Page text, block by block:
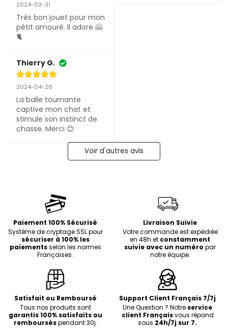
2024-03-31
Très bon jouet pour mon
pétit amouré. Il adore 🤗
🐈
Thierry G.
2024-04-26
La balle tournante
captive mon chat et
stimule son instinct de
chasse. Merci 😊
Voir d'autres avis
Paiement 100% Sécurisé
Système de cryptage SSL pour
sécuriser à 100% les
paiementsselon les normes
Françaises.
Livraison Suivie
Votre commande est expédiée
en 48h et constamment
suivie avec un numéro par
notre équipe.
Satisfait ou Remboursé
Tous nos produits sont
garantis 100% satisfaits ou
rembourséspendant 30j.
Support Client Français 7/7j
Une Question ? Notre service
client Françaisvous répond
sous 24h/7j sur 7.